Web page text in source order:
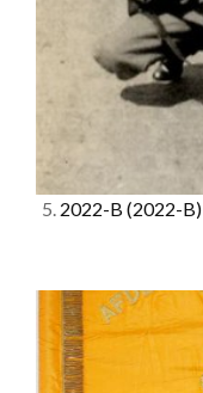
5. 2022-B (2022-B)